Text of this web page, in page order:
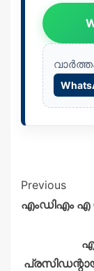
Previous
എംഡിഎം എ